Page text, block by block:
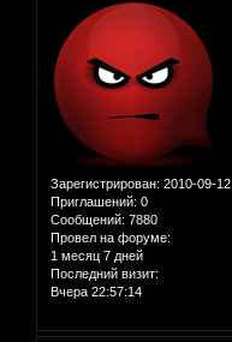
Зарегистрирован: 2010-09-12
Приглашений: 0
Сообщений: 7880
Провел на форуме:
1 месяц 7 дней
Последний визит:
Вчера 22:57:14